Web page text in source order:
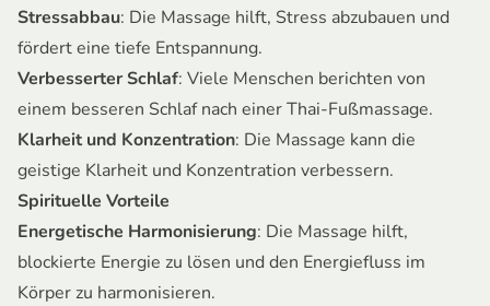
Stressabbau: Die Massage hilft, Stress abzubauen und
fördert eine tiefe Entspannung.
Verbesserter Schlaf: Viele Menschen berichten von
einem besseren Schlaf nach einer Thai-Fußmassage.
Klarheit und Konzentration: Die Massage kann die
geistige Klarheit und Konzentration verbessern.
Spirituelle Vorteile
Energetische Harmonisierung: Die Massage hilft,
blockierte Energie zu lösen und den Energiefluss im
Körper zu harmonisieren.